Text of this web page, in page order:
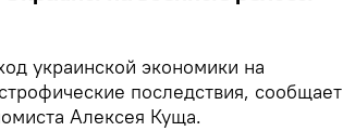
украинской экономики на
последствия, сообщает
Алексея Куща.